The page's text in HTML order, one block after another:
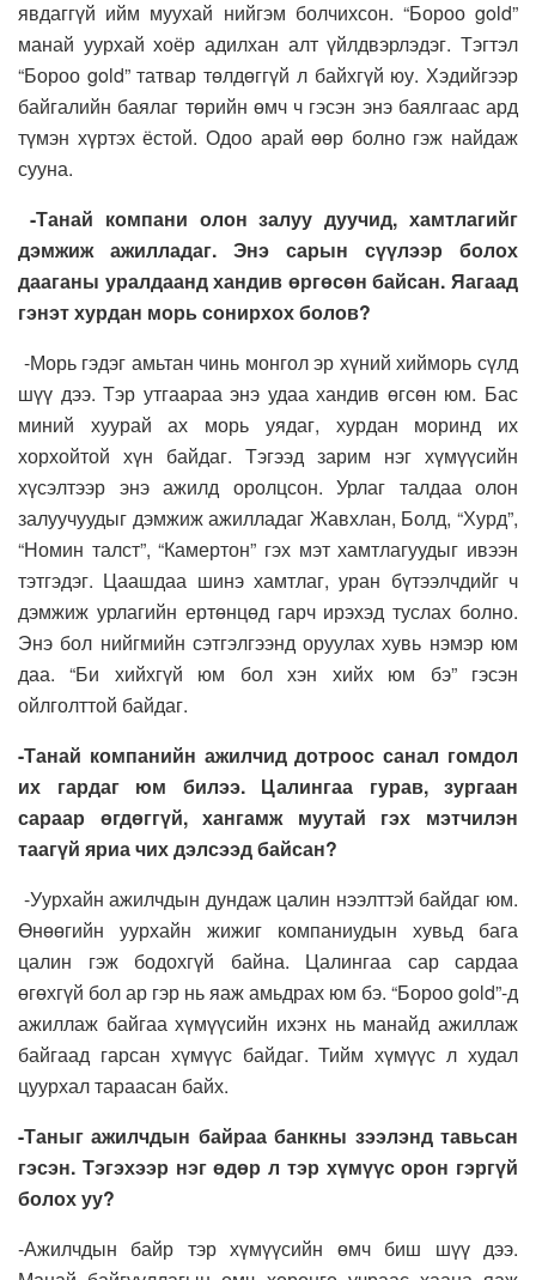
явдаггүй ийм муухай нийгэм болчихсон. “Бороо gold”
манай уурхай хоёр адилхан алт үйлдвэрлэдэг. Тэгтэл
“Бороо gold” татвар төлдөггүй л байхгүй юу. Хэдийгээр
байгалийн баялаг төрийн өмч ч гэсэн энэ баялгаас ард
түмэн хүртэх ёстой. Одоо арай өөр болно гэж найдаж
сууна.
-Танай компани олон залуу дуучид, хамтлагийг
дэмжиж ажилладаг. Энэ сарын сүүлээр болох
дааганы уралдаанд хандив өргөсөн байсан. Яагаад
гэнэт хурдан морь сонирхох болов?
-Морь гэдэг амьтан чинь монгол эр хүний хийморь сүлд
шүү дээ. Тэр утгаараа энэ удаа хандив өгсөн юм. Бас
миний хуурай ах морь уядаг, хурдан моринд их
хорхойтой хүн байдаг. Тэгээд зарим нэг хүмүүсийн
хүсэлтээр энэ ажилд оролцсон. Урлаг талдаа олон
залуучуудыг дэмжиж ажилладаг Жавхлан, Болд, “Хурд”,
“Номин талст”, “Камертон” гэх мэт хамтлагуудыг ивээн
тэтгэдэг. Цаашдаа шинэ хамтлаг, уран бүтээлчдийг ч
дэмжиж урлагийн ертөнцөд гарч ирэхэд туслах болно.
Энэ бол нийгмийн сэтгэлгээнд оруулах хувь нэмэр юм
даа. “Би хийхгүй юм бол хэн хийх юм бэ” гэсэн
ойлголттой байдаг.
-Танай компанийн ажилчид дотроос санал гомдол
их гардаг юм билээ. Цалингаа гурав, зургаан
сараар өгдөггүй, хангамж муутай гэх мэтчилэн
таагүй яриа чих дэлсээд байсан?
-Уурхайн ажилчдын дундаж цалин нээлттэй байдаг юм.
Өнөөгийн уурхайн жижиг компаниудын хувьд бага
цалин гэж бодохгүй байна. Цалингаа сар сардаа
өгөхгүй бол ар гэр нь яаж амьдрах юм бэ. “Бороо gold”-д
ажиллаж байгаа хүмүүсийн ихэнх нь манайд ажиллаж
байгаад гарсан хүмүүс байдаг. Тийм хүмүүс л худал
цуурхал тараасан байх.
-Таныг ажилчдын байраа банкны зээлэнд тавьсан
гэсэн. Тэгэхээр нэг өдөр л тэр хүмүүс орон гэргүй
болох уу?
-Ажилчдын байр тэр хүмүүсийн өмч биш шүү дээ.